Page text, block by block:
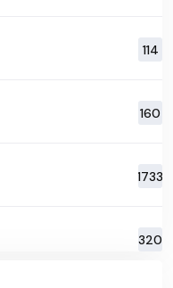
114
160
1733
320